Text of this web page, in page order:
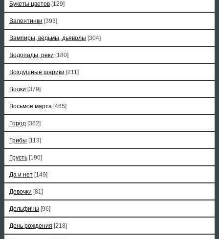
Букеты цветов [129]
Валентинки [393]
Вампиры, ведьмы, дьяволы [304]
Водопады, реки [180]
Воздушные шарики [211]
Волки [379]
Восьмое марта [465]
Город [362]
Грибы [113]
Грусть [190]
Да и нет [149]
Девочки [81]
Дельфины [96]
День рождения [218]